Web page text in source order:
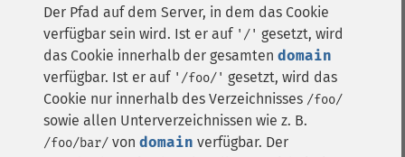
Der Pfad auf dem Server, in dem das Cookie
verfügbar sein wird. Ist er auf '/' gesetzt, wird
das Cookie innerhalb der gesamten domain
verfügbar. Ist er auf '/foo/' gesetzt, wird das
Cookie nur innerhalb des Verzeichnisses /foo/
sowie allen Unterverzeichnissen wie z. B.
/foo/bar/ von domain verfügbar. Der